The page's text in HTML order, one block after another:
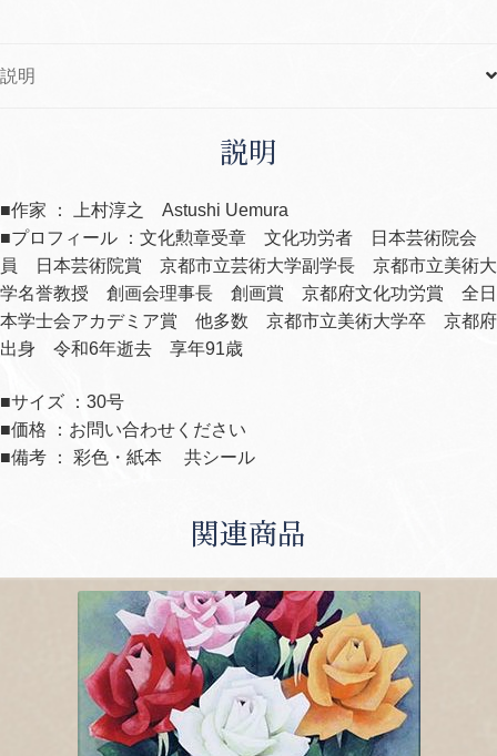
説明
説明
■作家 ： 上村淳之 Astushi Uemura
■プロフィール ：文化勲章受章 文化功労者 日本芸術院会
員 日本芸術院賞 京都市立芸術大学副学長 京都市立美術大
学名誉教授 創画会理事長 創画賞 京都府文化功労賞 全日
本学士会アカデミア賞 他多数 京都市立美術大学卒 京都府
出身 令和6年逝去 享年91歳
■サイズ ：30号
■価格 ：お問い合わせください
■備考 ： 彩色・紙本 共シール
関連商品